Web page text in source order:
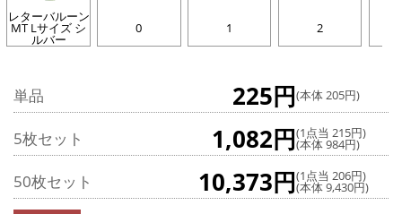
レターバルーン
MT Lサイズ シ
ルバー
0 1 2
単品 225円(本体 205円)
5枚セット 1,082円(1点当 215円)
(本体 984円)
50枚セット 10,373円(1点当 206円)
(本体 9,430円)